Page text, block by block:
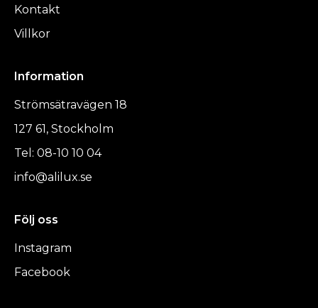
Kontakt
Villkor
Information
Strömsätravägen 18
127 61, Stockholm
Tel: 08-10 10 04
info@alilux.se
Följ oss
Instagram
Facebook